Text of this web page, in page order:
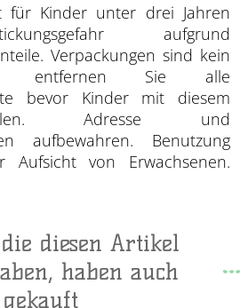
für Kinder unter drei Jahren
aufgrund
Verpackungen sind kein
entfernen Sie alle
bevor Kinder mit diesem
Adresse und
aufbewahren. Benutzung
Aufsicht von Erwachsenen.
diesen Artikel
haben auch
gekauft